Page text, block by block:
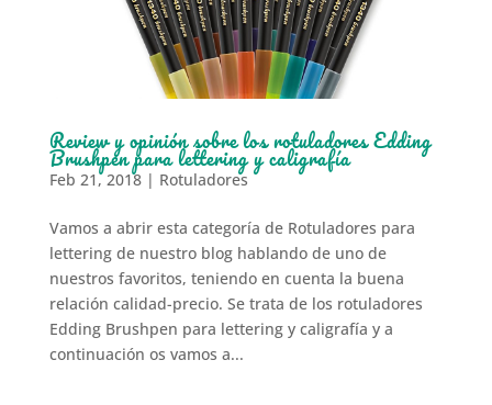
Review y opinión sobre los rotuladores Edding
Brushpen para lettering y caligrafía
Feb 21, 2018| Rotuladores
Vamos a abrir esta categoría de Rotuladores para
lettering de nuestro blog hablando de uno de
nuestros favoritos, teniendo en cuenta la buena
relación calidad-precio. Se trata de los rotuladores
Edding Brushpen para lettering y caligrafía y a
continuación os vamos a...